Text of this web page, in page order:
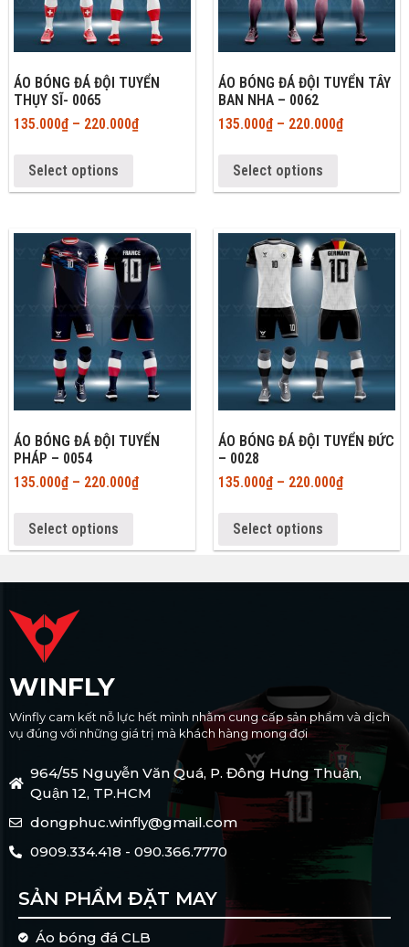
ÁO BÓNG ĐÁ ĐỘI TUYỂN
THỤY SĨ- 0065
135.000₫– 220.000₫
Select options
ÁO BÓNG ĐÁ ĐỘI TUYỂN TÂY
BAN NHA – 0062
135.000₫– 220.000₫
Select options
ÁO BÓNG ĐÁ ĐỘI TUYỂN
PHÁP – 0054
135.000₫– 220.000₫
Select options
ÁO BÓNG ĐÁ ĐỘI TUYỂN ĐỨC
– 0028
135.000₫– 220.000₫
Select options
WINFLY
Winfly cam kết nỗ lực hết mình nhằm cung cấp sản phẩm và dịch
vụ đúng với những giá trị mà khách hàng mong đợi
964/55 Nguyễn Văn Quá, P. Đông Hưng Thuận,
Quận 12, TP.HCM
dongphuc.winfly@gmail.com
0909.334.418 - 090.366.7770
SẢN PHẨM ĐẶT MAY
Áo bóng đá CLB